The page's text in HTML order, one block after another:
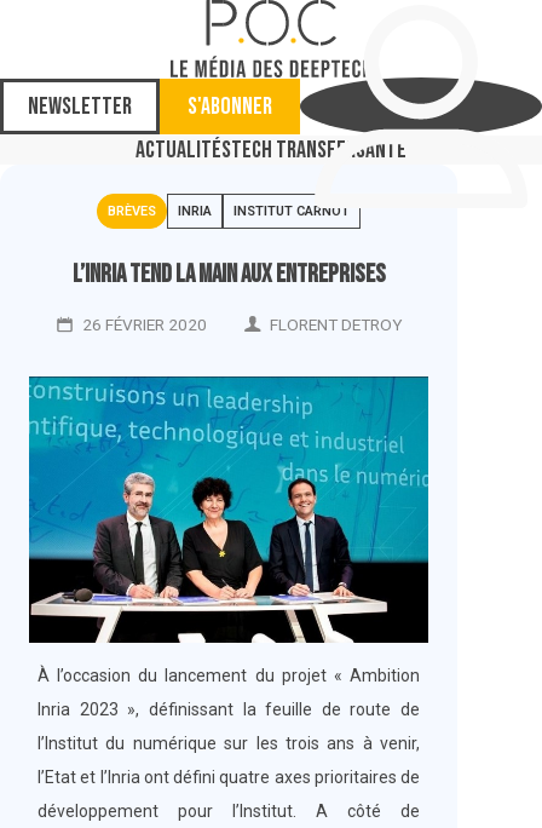
Newsletter
S'abonner
ActualitésTech TransferSanté
BRÈVES INRIA INSTITUT CARNOT
L’Inria tend la main aux entreprises
26 FÉVRIER 2020 FLORENT DETROY
À l’occasion du lancement du projet « Ambition
Inria 2023 », définissant la feuille de route de
l’Institut du numérique sur les trois ans à venir,
l’Etat et l’Inria ont défini quatre axes prioritaires de
développement pour l’Institut. A côté de